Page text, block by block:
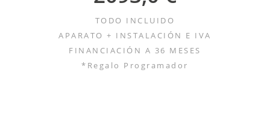
TODO INCLUIDO
APARATO + INSTALACIÓN E IVA
FINANCIACIÓN A 36 MESES
*Regalo Programador